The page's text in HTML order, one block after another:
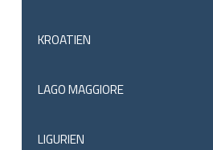
KROATIEN
LAGO MAGGIORE
LIGURIEN